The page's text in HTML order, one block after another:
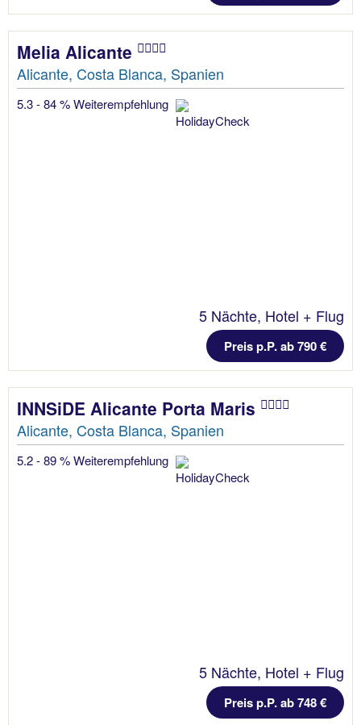
Melia Alicante
Alicante, Costa Blanca, Spanien
5.3 - 84 % Weiterempfehlung
5 Nächte, Hotel + Flug
Preis p.P. ab 790 €
INNSiDE Alicante Porta Maris
Alicante, Costa Blanca, Spanien
5.2 - 89 % Weiterempfehlung
5 Nächte, Hotel + Flug
Preis p.P. ab 748 €